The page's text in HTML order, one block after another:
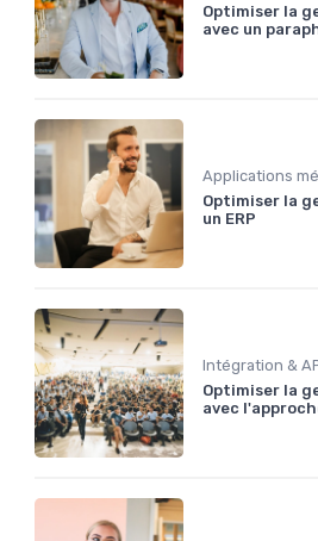
Optimiser la
avec un
Applications
Optimiser la
un ERP
Intégration &
Optimiser la
avec